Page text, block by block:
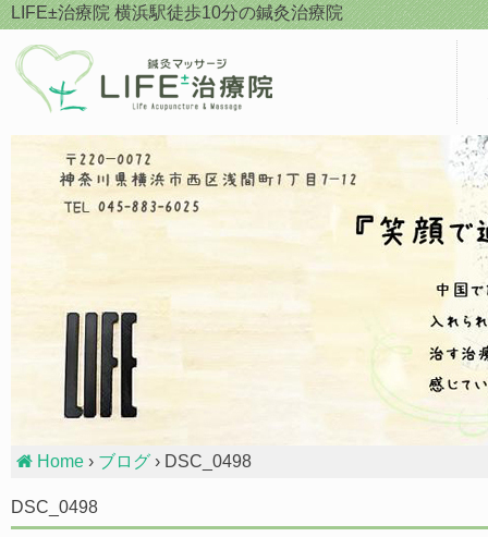
Skip
content
LIFE±治療院 横浜駅徒歩10分の鍼灸治療院
Home › ブログ › DSC_0498
DSC_0498